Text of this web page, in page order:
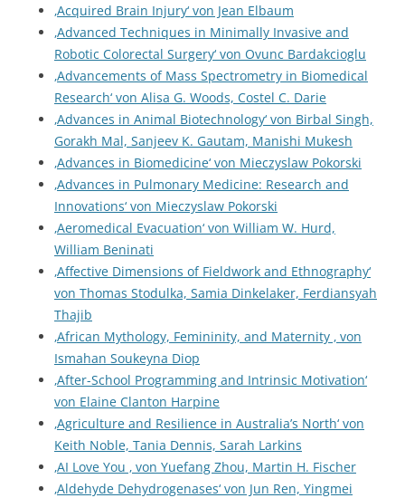
‚Acquired Brain Injury‘ von Jean Elbaum
‚Advanced Techniques in Minimally Invasive and
Robotic Colorectal Surgery‘ von Ovunc Bardakcioglu
‚Advancements of Mass Spectrometry in Biomedical
Research‘ von Alisa G. Woods, Costel C. Darie
‚Advances in Animal Biotechnology‘ von Birbal Singh,
Gorakh Mal, Sanjeev K. Gautam, Manishi Mukesh
‚Advances in Biomedicine‘ von Mieczyslaw Pokorski
‚Advances in Pulmonary Medicine: Research and
Innovations‘ von Mieczyslaw Pokorski
‚Aeromedical Evacuation‘ von William W. Hurd,
William Beninati
‚Affective Dimensions of Fieldwork and Ethnography‘
von Thomas Stodulka, Samia Dinkelaker, Ferdiansyah
Thajib
‚African Mythology, Femininity, and Maternity ‚ von
Ismahan Soukeyna Diop
‚After-School Programming and Intrinsic Motivation‘
von Elaine Clanton Harpine
‚Agriculture and Resilience in Australia’s North‘ von
Keith Noble, Tania Dennis, Sarah Larkins
‚AI Love You ‚ von Yuefang Zhou, Martin H. Fischer
‚Aldehyde Dehydrogenases‘ von Jun Ren, Yingmei